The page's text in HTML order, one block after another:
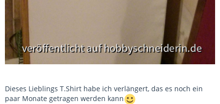
Dieses Lieblings T.Shirt habe ich verlängert, das es noch ein
paar Monate getragen werden kann